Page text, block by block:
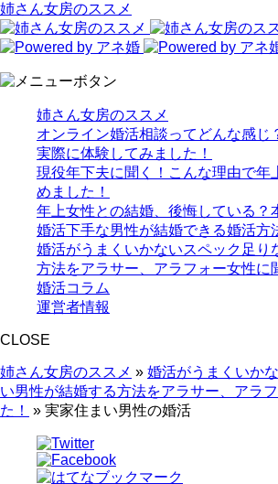
姉さん女房のススメ
姉さん女房のススメ
オンライン婚活相談ってどんな感じ
実際に体験してみました！
現役年下夫に聞く！こんな理由で年
めました！
年上女性との結婚、後悔している？
婚活下手な男性が結婚できる婚活方
婚活がうまくいかないスペック足り
方法をアラサー、アラフォー女性に
婚活コラム
運営者情報
CLOSE
姉さん女房のススメ » 婚活がうまくいか
い男性が結婚する方法をアラサー、アラ
た！
» 実家住まい男性の婚活